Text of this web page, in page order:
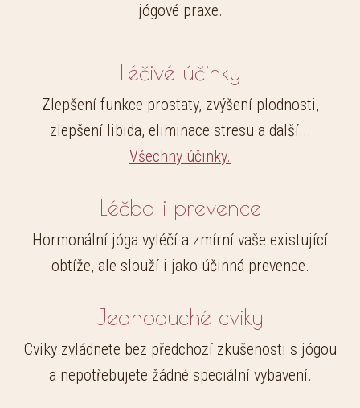
jógové praxe.
Léčivé účinky
Zlepšení funkce prostaty, zvýšení plodnosti,
zlepšení libida, eliminace stresu a další...
Všechny účinky.
Léčba i prevence
Hormonální jóga vyléčí a zmírní vaše existující
obtíže, ale slouží i jako účinná prevence.
Jednoduché cviky
Cviky zvládnete bez předchozí zkušenosti s jógou
a nepotřebujete žádné speciální vybavení.